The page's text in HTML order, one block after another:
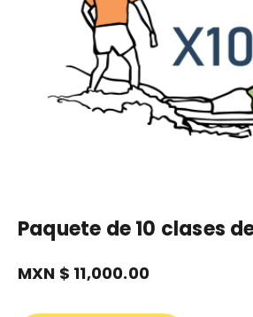
Paquete de 10 clases
MXN $ 11,000.00